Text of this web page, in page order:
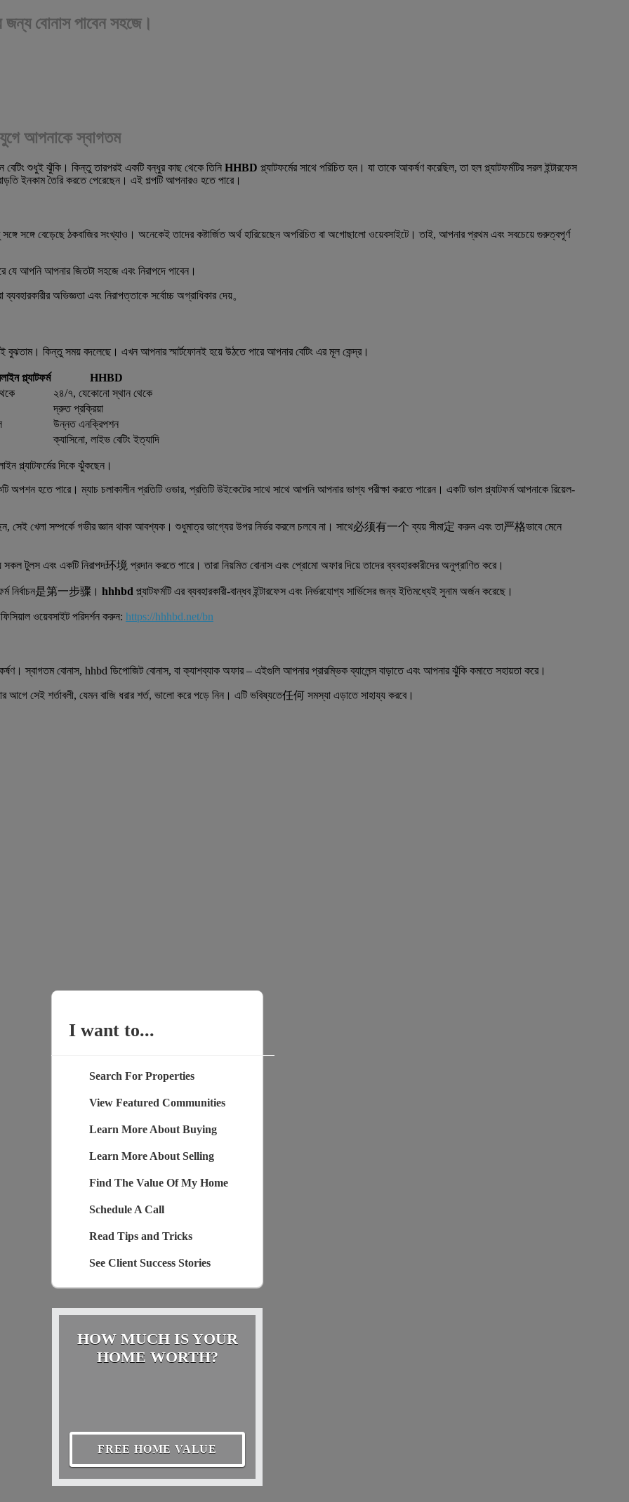
জন্য বোনাস পাবেন সহজে।
আপনাকে স্বাগতম
বেটিং শুধুই ঝুঁকি। কিন্তু তারপরই একটি বন্ধুর কাছ থেকে তিনি HHBD প্ল্যাটফর্মের সাথে পরিচিত হন। যা তাকে আকর্ষণ করেছিল, তা হল প্ল্যাটফর্মটির সরল ইন্টারফেস
ইনকাম তৈরি করতে পেরেছেন। এই গল্পটি আপনারও হতে পারে।
সঙ্গে বেড়েছে ঠকবাজির সংখ্যাও। অনেকেই তাদের কষ্টার্জিত অর্থ হারিয়েছেন অপরিচিত বা অগোছালো ওয়েবসাইটে। তাই, আপনার প্রথম এবং সবচেয়ে গুরুত্বপূর্ণ
যে আপনি আপনার জিতটা সহজে এবং নিরাপদে পাবেন।
অভিজ্ঞতা এবং নিরাপত্তাকে সর্বোচ্চ অগ্রাধিকার দেয়。
বুঝতাম। কিন্তু সময় বদলেছে। এখন আপনার স্মার্টফোনই হয়ে উঠতে পারে আপনার বেটিং এর মূল কেন্দ্র।
প্ল্যাটফর্ম
HHBD
২৪/৭, যেকোনো স্থান থেকে
দ্রুত প্রক্রিয়া
উন্নত এনক্রিপশন
ক্যাসিনো, লাইভ বেটিং ইত্যাদি
প্ল্যাটফর্মের দিকে ঝুঁকছেন।
অপশন হতে পারে। ম্যাচ চলাকালীন প্রতিটি ওভার, প্রতিটি উইকেটের সাথে সাথে আপনি আপনার ভাগ্য পরীক্ষা করতে পারেন। একটি ভাল প্ল্যাটফর্ম আপনাকে রিয়েল-
সেই খেলা সম্পর্কে গভীর জ্ঞান থাকা আবশ্যক। শুধুমাত্র ভাগ্যের উপর নির্ভর করলে চলবে না। সাথে必须有一个 ব্যয় সীমা定 করুন এবং তা严格ভাবে মেনে
টুলস এবং একটি নিরাপদ环境 প্রদান করতে পারে। তারা নিয়মিত বোনাস এবং প্রোমো অফার দিয়ে তাদের ব্যবহারকারীদের অনুপ্রাণিত করে।
নির্বাচন是第一步骤। hhhbd প্ল্যাটফর্মটি এর ব্যবহারকারী-বান্ধব ইন্টারফেস এবং নির্ভরযোগ্য সার্ভিসের জন্য ইতিমধ্যেই সুনাম অর্জন করেছে।
ওয়েবসাইট পরিদর্শন করুন: https://hhhbd.net/bn
স্বাগতম বোনাস, hhbd ডিপোজিট বোনাস, বা ক্যাশব্যাক অফার – এইগুলি আপনার প্রারম্ভিক ব্যালেন্স বাড়াতে এবং আপনার ঝুঁকি কমাতে সহায়তা করে।
আগে সেই শর্তাবলী, যেমন বাজি ধরার শর্ত, ভালো করে পড়ে নিন। এটি ভবিষ্যতে任何 সমস্যা এড়াতে সাহায্য করবে।
I want to...
Search For Properties
View Featured Communities
Learn More About Buying
Learn More About Selling
Find The Value Of My Home
Schedule A Call
Read Tips and Tricks
See Client Success Stories
HOW MUCH IS YOUR
HOME WORTH?
FREE HOME VALUE